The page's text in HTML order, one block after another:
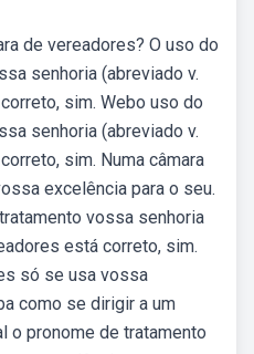
de vereadores? O uso do
senhoria (abreviado v.
sim. Webo uso do
senhoria (abreviado v.
sim. Numa câmara
excelência para o seu.
vossa senhoria
está correto, sim.
só se usa vossa
como se dirigir a um
o pronome de tratamento